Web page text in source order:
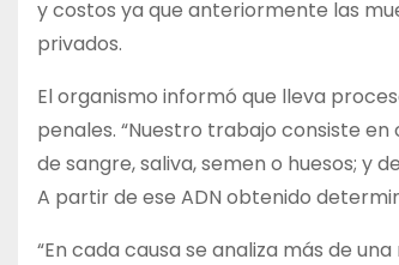
y costos ya que anteriormente las
privados.
El organismo informó que lleva
penales. “Nuestro trabajo consiste
de sangre, saliva, semen o huesos; y
A partir de ese ADN obtenido
“En cada causa se analiza más de